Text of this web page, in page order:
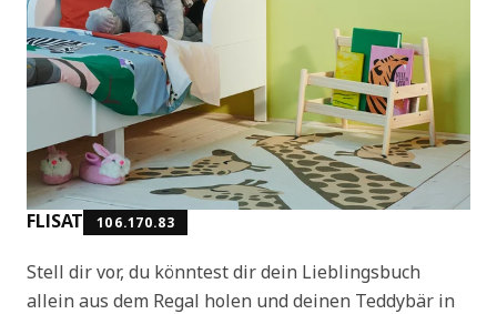
FLISAT 106.170.83
Stell dir vor, du könntest dir dein Lieblingsbuch
allein aus dem Regal holen und deinen Teddybär in